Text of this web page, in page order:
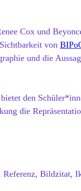
Cox und
von
und die
den
die
Referenz, Bildzitat,